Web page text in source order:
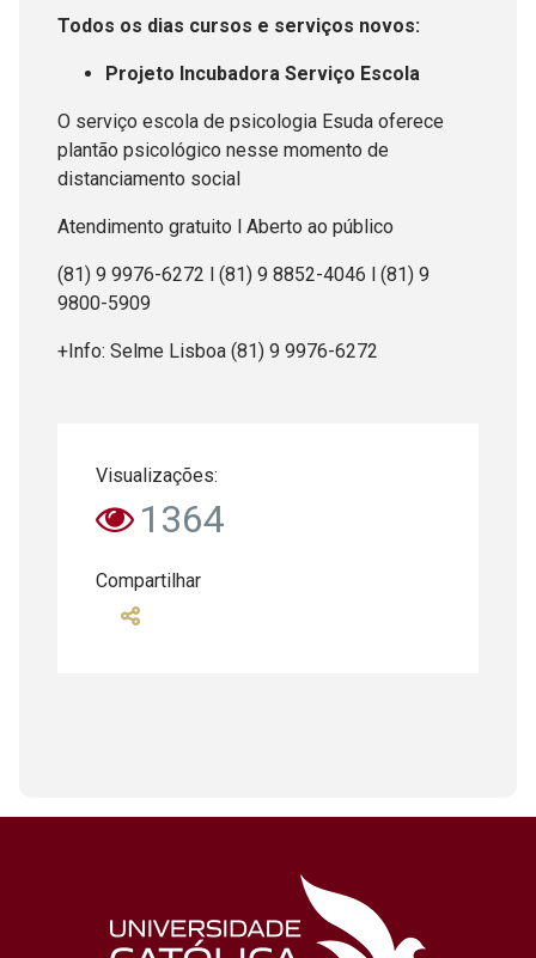
Todos os dias cursos e serviços novos:
Projeto Incubadora Serviço Escola
O serviço escola de psicologia Esuda oferece
plantão psicológico nesse momento de
distanciamento social
Atendimento gratuito l Aberto ao público
(81) 9 9976-6272 l (81) 9 8852-4046 l (81) 9
9800-5909
+Info: Selme Lisboa (81) 9 9976-6272
Visualizações:
1364
Compartilhar